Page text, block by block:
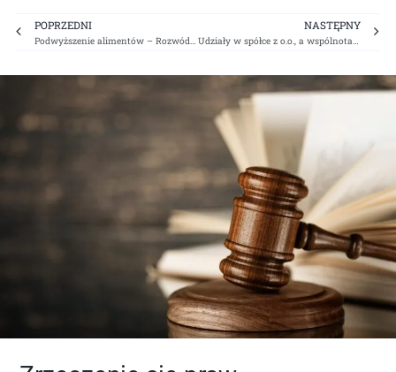
PrevPOPRZEDNI NASTĘPNY